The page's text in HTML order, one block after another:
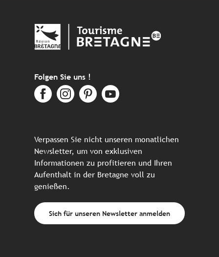
Folgen Sie uns !
Verpassen Sie nicht unseren monatlichen
Newsletter, um von exklusiven
Informationen zu profitieren und Ihren
Aufenthalt in der Bretagne voll zu
genießen.
Sich für unseren Newsletter anmelden